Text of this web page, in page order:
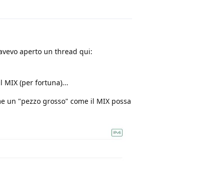
aperto un thread qui:
MIX (per fortuna)...
un "pezzo grosso" come il MIX possa